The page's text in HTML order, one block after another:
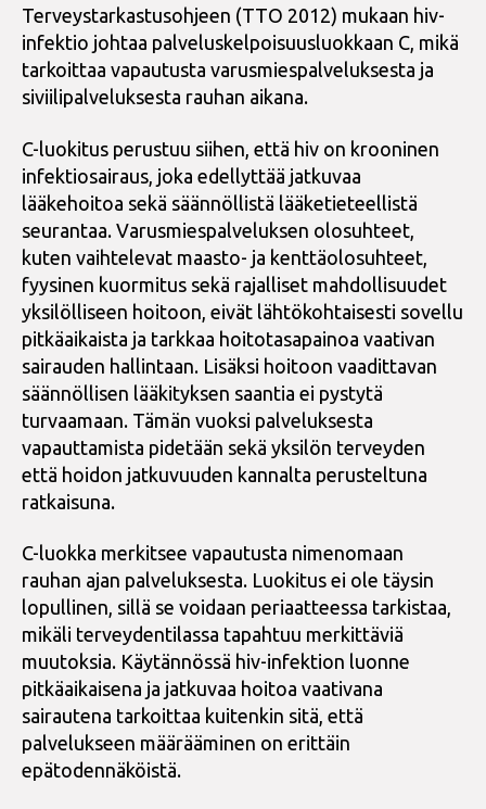
Terveystarkastusohjeen (TTO 2012) mukaan hiv-
infektio johtaa palveluskelpoisuusluokkaan C, mikä
tarkoittaa vapautusta varusmiespalveluksesta ja
siviilipalveluksesta rauhan aikana.
C-luokitus perustuu siihen, että hiv on krooninen
infektiosairaus, joka edellyttää jatkuvaa
lääkehoitoa sekä säännöllistä lääketieteellistä
seurantaa. Varusmiespalveluksen olosuhteet,
kuten vaihtelevat maasto- ja kenttäolosuhteet,
fyysinen kuormitus sekä rajalliset mahdollisuudet
yksilölliseen hoitoon, eivät lähtökohtaisesti sovellu
pitkäaikaista ja tarkkaa hoitotasapainoa vaativan
sairauden hallintaan. Lisäksi hoitoon vaadittavan
säännöllisen lääkityksen saantia ei pystytä
turvaamaan. Tämän vuoksi palveluksesta
vapauttamista pidetään sekä yksilön terveyden
että hoidon jatkuvuuden kannalta perusteltuna
ratkaisuna.
C-luokka merkitsee vapautusta nimenomaan
rauhan ajan palveluksesta. Luokitus ei ole täysin
lopullinen, sillä se voidaan periaatteessa tarkistaa,
mikäli terveydentilassa tapahtuu merkittäviä
muutoksia. Käytännössä hiv-infektion luonne
pitkäaikaisena ja jatkuvaa hoitoa vaativana
sairautena tarkoittaa kuitenkin sitä, että
palvelukseen määrääminen on erittäin
epätodennäköistä.